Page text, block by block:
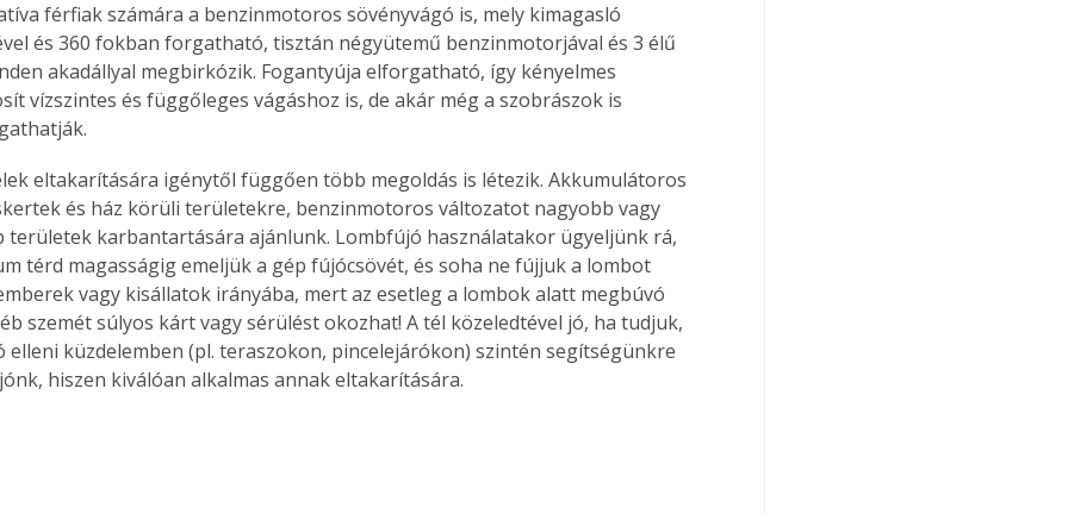
férfiak számára a benzinmotoros sövényvágó is, mely kimagasló
és 360 fokban forgatható, tisztán négyütemű benzinmotorjával és 3 élű
akadállyal megbirkózik. Fogantyúja elforgatható, így kényelmes
vízszintes és függőleges vágáshoz is, de akár még a szobrászok is
eltakarítására igénytől függően több megoldás is létezik. Akkumulátoros
és ház körüli területekre, benzinmotoros változatot nagyobb vagy
területek karbantartására ajánlunk. Lombfújó használatakor ügyeljünk rá,
térd magasságig emeljük a gép fújócsövét, és soha ne fújjuk a lombot
vagy kisállatok irányába, mert az esetleg a lombok alatt megbúvó
szemét súlyos kárt vagy sérülést okozhat! A tél közeledtével jó, ha tudjuk,
elleni küzdelemben (pl. teraszokon, pincelejárókon) szintén segítségünkre
hiszen kiválóan alkalmas annak eltakarítására.